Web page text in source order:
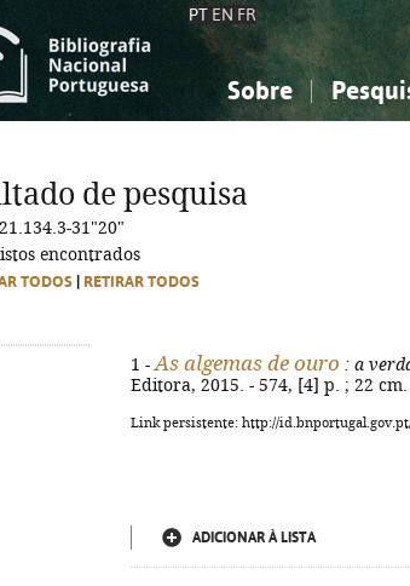
PT EN FR
Sobre
Ciências sociais...
Ciências sociais...
de pesquisa
31"20"
encontrados
TODOS RETIRAR TODOS
1 - As algemas de ouro : a
Editora, 2015. - 574, [4] p. ; 22 cm.
Link persistente: http://
ADICIONAR À LISTA